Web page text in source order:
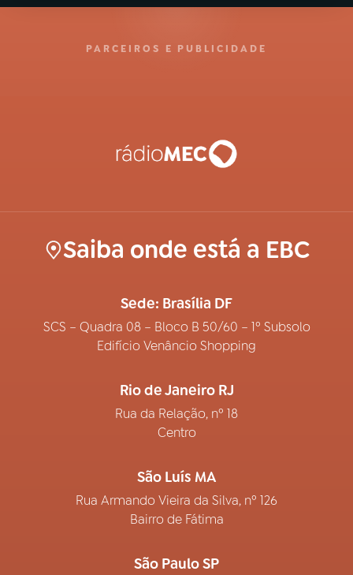
PARCEIROS E PUBLICIDADE
Saiba onde está a EBC
Sede: Brasília DF
SCS – Quadra 08 – Bloco B 50/60 – 1º Subsolo
Edifício Venâncio Shopping
Rio de Janeiro RJ
Rua da Relação, nº 18
Centro
São Luís MA
Rua Armando Vieira da Silva, nº 126
Bairro de Fátima
São Paulo SP